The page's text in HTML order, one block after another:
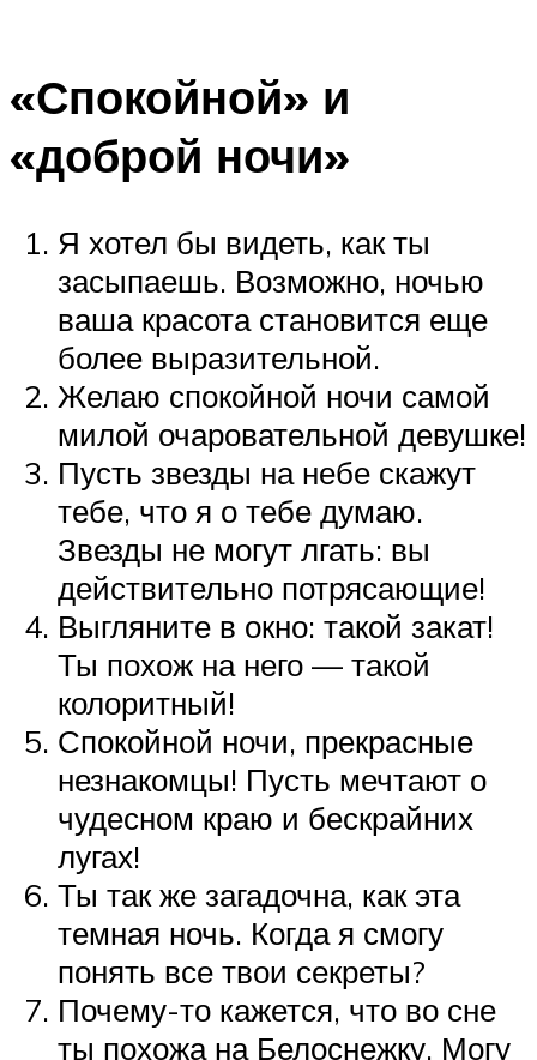
«Спокойной» и
«доброй ночи»
Я хотел бы видеть, как ты
засыпаешь. Возможно, ночью
ваша красота становится еще
более выразительной.
Желаю спокойной ночи самой
милой очаровательной девушке!
Пусть звезды на небе скажут
тебе, что я о тебе думаю.
Звезды не могут лгать: вы
действительно потрясающие!
Выгляните в окно: такой закат!
Ты похож на него — такой
колоритный!
Спокойной ночи, прекрасные
незнакомцы! Пусть мечтают о
чудесном краю и бескрайних
лугах!
Ты так же загадочна, как эта
темная ночь. Когда я смогу
понять все твои секреты?
Почему-то кажется, что во сне
ты похожа на Белоснежку. Могу